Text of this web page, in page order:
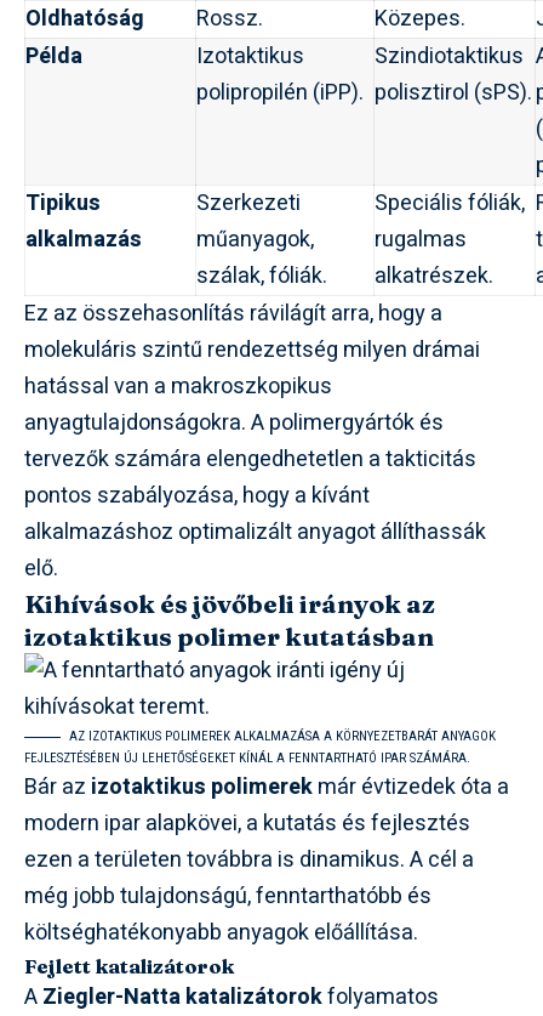
Oldhatóság
Rossz. Közepes.
Példa
Izotaktikus
polipropilén (iPP).
Szindiotaktikus
polisztirol (sPS).
Tipikus
alkalmazás
Szerkezeti
műanyagok,
szálak, fóliák.
Speciális fóliák,
rugalmas
alkatrészek.
Ez az összehasonlítás rávilágít arra, hogy a
molekuláris szintű rendezettség milyen drámai
hatással van a makroszkopikus
anyagtulajdonságokra. A polimergyártók és
tervezők számára elengedhetetlen a takticitás
pontos szabályozása, hogy a kívánt
alkalmazáshoz optimalizált anyagot állíthassák
elő.
Kihívások és jövőbeli irányok az
izotaktikus polimer kutatásban
AZ IZOTAKTIKUS POLIMEREK ALKALMAZÁSA A KÖRNYEZETBARÁT ANYAGOK
FEJLESZTÉSÉBEN ÚJ LEHETŐSÉGEKET KÍNÁL A FENNTARTHATÓ IPAR SZÁMÁRA.
Bár az izotaktikus polimerekmár évtizedek óta a
modern ipar alapkövei, a kutatás és fejlesztés
ezen a területen továbbra is dinamikus. A cél a
még jobb tulajdonságú, fenntarthatóbb és
költséghatékonyabb anyagok előállítása.
Fejlett katalizátorok
AZiegler-Natta katalizátorokfolyamatos